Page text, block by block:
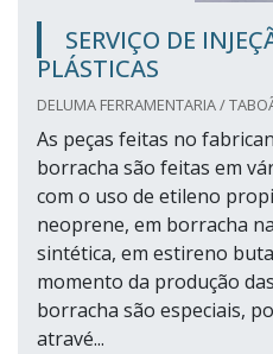
SERVIÇO DE
PLÁSTICAS
DELUMA FERRAMENTARIA /
As peças feitas no
borracha são feitas em
com o uso de etileno
neoprene, em borracha
sintética, em estireno
momento da produção
borracha são especiais,
atravé...